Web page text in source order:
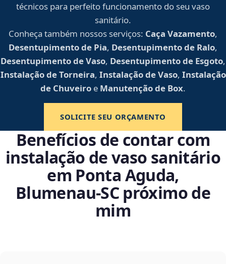
técnicos para perfeito funcionamento do seu vaso
sanitário.
Conheça também nossos serviços: Caça Vazamento,
Desentupimento de Pia, Desentupimento de Ralo,
Desentupimento de Vaso, Desentupimento de Esgoto,
Instalação de Torneira, Instalação de Vaso, Instalação
de Chuveiro e Manutenção de Box.
SOLICITE SEU ORÇAMENTO
Benefícios de contar com
instalação de vaso sanitário
em Ponta Aguda,
Blumenau‑SC próximo de
mim